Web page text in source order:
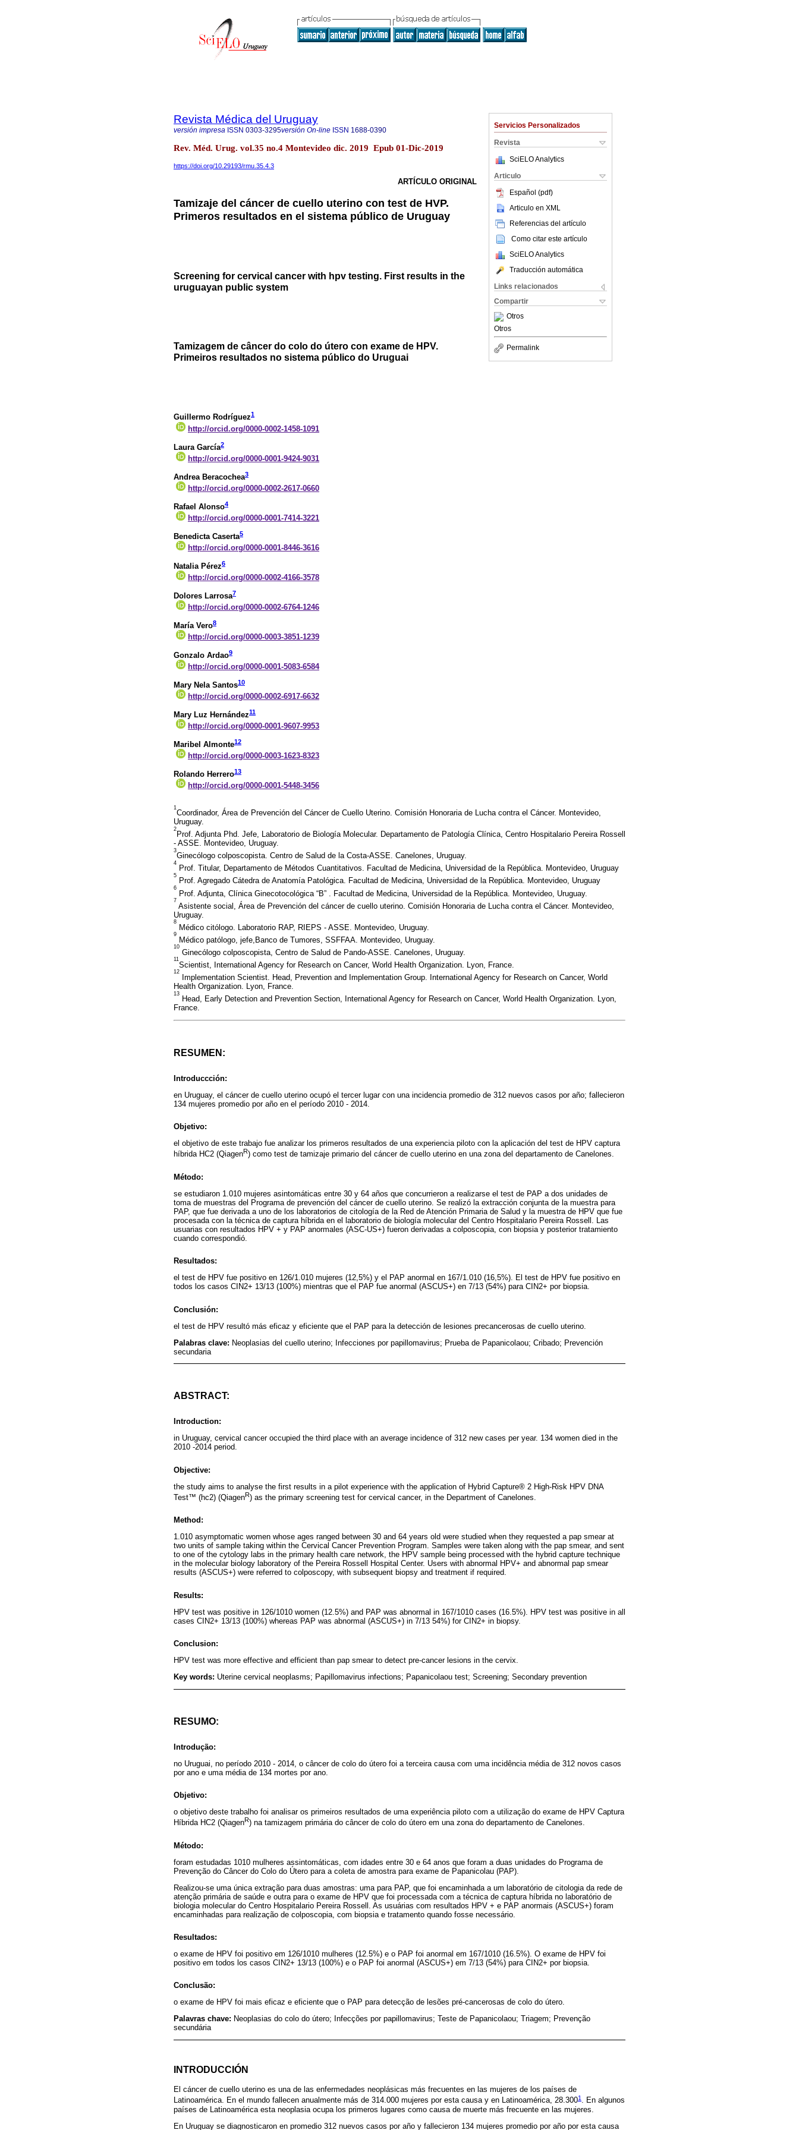
Servicios Personalizados
Revista
SciELO Analytics
Articulo
Español (pdf)
Articulo en XML
Referencias del artículo
Como citar este artículo
SciELO Analytics
Traducción automática
Links relacionados
Compartir
Otros
Otros
Permalink
Revista Médica del Uruguay
versión impresa ISSN 0303-3295versión On-line ISSN 1688-0390
Rev. Méd. Urug. vol.35 no.4 Montevideo dic. 2019 Epub 01-Dic-2019
https://doi.org/10.29193/rmu.35.4.3
ARTÍCULO ORIGINAL
Tamizaje del cáncer de cuello uterino con test de HVP.
Primeros resultados en el sistema público de Uruguay
Screening for cervical cancer with hpv testing. First results in the
uruguayan public system
Tamizagem de câncer do colo do útero con exame de HPV.
Primeiros resultados no sistema público do Uruguai
Guillermo Rodríguez1
http://orcid.org/0000-0002-1458-1091
Laura García2
http://orcid.org/0000-0001-9424-9031
Andrea Beracochea3
http://orcid.org/0000-0002-2617-0660
Rafael Alonso4
http://orcid.org/0000-0001-7414-3221
Benedicta Caserta5
http://orcid.org/0000-0001-8446-3616
Natalia Pérez6
http://orcid.org/0000-0002-4166-3578
Dolores Larrosa7
http://orcid.org/0000-0002-6764-1246
María Vero8
http://orcid.org/0000-0003-3851-1239
Gonzalo Ardao9
http://orcid.org/0000-0001-5083-6584
Mary Nela Santos10
http://orcid.org/0000-0002-6917-6632
Mary Luz Hernández11
http://orcid.org/0000-0001-9607-9953
Maribel Almonte12
http://orcid.org/0000-0003-1623-8323
Rolando Herrero13
http://orcid.org/0000-0001-5448-3456
1
Coordinador, Área de Prevención del Cáncer de Cuello Uterino. Comisión Honoraria de Lucha contra el Cáncer. Montevideo,
Uruguay.
2
Prof. Adjunta Phd. Jefe, Laboratorio de Biología Molecular. Departamento de Patología Clínica, Centro Hospitalario Pereira Rossell
- ASSE. Montevideo, Uruguay.
3
Ginecólogo colposcopista. Centro de Salud de la Costa-ASSE. Canelones, Uruguay.
4
Prof. Titular, Departamento de Métodos Cuantitativos. Facultad de Medicina, Universidad de la República. Montevideo, Uruguay
5
Prof. Agregado Cátedra de Anatomía Patológica. Facultad de Medicina, Universidad de la República. Montevideo, Uruguay
6
Prof. Adjunta, Clínica Ginecotocológica “B” . Facultad de Medicina, Universidad de la República. Montevideo, Uruguay.
7
Asistente social, Área de Prevención del cáncer de cuello uterino. Comisión Honoraria de Lucha contra el Cáncer. Montevideo,
Uruguay.
8
Médico citólogo. Laboratorio RAP, RIEPS - ASSE. Montevideo, Uruguay.
9
Médico patólogo, jefe,Banco de Tumores, SSFFAA. Montevideo, Uruguay.
10
Ginecólogo colposcopista, Centro de Salud de Pando-ASSE. Canelones, Uruguay.
11
Scientist, International Agency for Research on Cancer, World Health Organization. Lyon, France.
12
Implementation Scientist. Head, Prevention and Implementation Group. International Agency for Research on Cancer, World
Health Organization. Lyon, France.
13
Head, Early Detection and Prevention Section, International Agency for Research on Cancer, World Health Organization. Lyon,
France.
RESUMEN:
Introduccción:
en Uruguay, el cáncer de cuello uterino ocupó el tercer lugar con una incidencia promedio de 312 nuevos casos por año; fallecieron
134 mujeres promedio por año en el período 2010 - 2014.
Objetivo:
el objetivo de este trabajo fue analizar los primeros resultados de una experiencia piloto con la aplicación del test de HPV captura
híbrida HC2 (QiagenR) como test de tamizaje primario del cáncer de cuello uterino en una zona del departamento de Canelones.
Método:
se estudiaron 1.010 mujeres asintomáticas entre 30 y 64 años que concurrieron a realizarse el test de PAP a dos unidades de
toma de muestras del Programa de prevención del cáncer de cuello uterino. Se realizó la extracción conjunta de la muestra para
PAP, que fue derivada a uno de los laboratorios de citología de la Red de Atención Primaria de Salud y la muestra de HPV que fue
procesada con la técnica de captura híbrida en el laboratorio de biología molecular del Centro Hospitalario Pereira Rossell. Las
usuarias con resultados HPV + y PAP anormales (ASC-US+) fueron derivadas a colposcopia, con biopsia y posterior tratamiento
cuando correspondió.
Resultados:
el test de HPV fue positivo en 126/1.010 mujeres (12,5%) y el PAP anormal en 167/1.010 (16,5%). El test de HPV fue positivo en
todos los casos CIN2+ 13/13 (100%) mientras que el PAP fue anormal (ASCUS+) en 7/13 (54%) para CIN2+ por biopsia.
Conclusión:
el test de HPV resultó más eficaz y eficiente que el PAP para la detección de lesiones precancerosas de cuello uterino.
Palabras clave: Neoplasias del cuello uterino; Infecciones por papillomavirus; Prueba de Papanicolaou; Cribado; Prevención
secundaria
ABSTRACT:
Introduction:
in Uruguay, cervical cancer occupied the third place with an average incidence of 312 new cases per year. 134 women died in the
2010 -2014 period.
Objective:
the study aims to analyse the first results in a pilot experience with the application of Hybrid Capture® 2 High-Risk HPV DNA
Test™ (hc2) (QiagenR) as the primary screening test for cervical cancer, in the Department of Canelones.
Method:
1.010 asymptomatic women whose ages ranged between 30 and 64 years old were studied when they requested a pap smear at
two units of sample taking within the Cervical Cancer Prevention Program. Samples were taken along with the pap smear, and sent
to one of the cytology labs in the primary health care network, the HPV sample being processed with the hybrid capture technique
in the molecular biology laboratory of the Pereira Rossell Hospital Center. Users with abnormal HPV+ and abnormal pap smear
results (ASCUS+) were referred to colposcopy, with subsequent biopsy and treatment if required.
Results:
HPV test was positive in 126/1010 women (12.5%) and PAP was abnormal in 167/1010 cases (16.5%). HPV test was positive in all
cases CIN2+ 13/13 (100%) whereas PAP was abnormal (ASCUS+) in 7/13 54%) for CIN2+ in biopsy.
Conclusion:
HPV test was more effective and efficient than pap smear to detect pre-cancer lesions in the cervix.
Key words: Uterine cervical neoplasms; Papillomavirus infections; Papanicolaou test; Screening; Secondary prevention
RESUMO:
Introdução:
no Uruguai, no período 2010 - 2014, o câncer de colo do útero foi a terceira causa com uma incidência média de 312 novos casos
por ano e uma média de 134 mortes por ano.
Objetivo:
o objetivo deste trabalho foi analisar os primeiros resultados de uma experiência piloto com a utilização do exame de HPV Captura
Híbrida HC2 (QiagenR) na tamizagem primária do câncer de colo do útero em una zona do departamento de Canelones.
Método:
foram estudadas 1010 mulheres assintomáticas, com idades entre 30 e 64 anos que foram a duas unidades do Programa de
Prevenção do Câncer do Colo do Útero para a coleta de amostra para exame de Papanicolau (PAP).
Realizou-se uma única extração para duas amostras: uma para PAP, que foi encaminhada a um laboratório de citologia da rede de
atenção primária de saúde e outra para o exame de HPV que foi processada com a técnica de captura híbrida no laboratório de
biologia molecular do Centro Hospitalario Pereira Rossell. As usuárias com resultados HPV + e PAP anormais (ASCUS+) foram
encaminhadas para realização de colposcopia, com biopsia e tratamento quando fosse necessário.
Resultados:
o exame de HPV foi positivo em 126/1010 mulheres (12.5%) e o PAP foi anormal em 167/1010 (16.5%). O exame de HPV foi
positivo em todos los casos CIN2+ 13/13 (100%) e o PAP foi anormal (ASCUS+) em 7/13 (54%) para CIN2+ por biopsia.
Conclusão:
o exame de HPV foi mais eficaz e eficiente que o PAP para detecção de lesões pré-cancerosas de colo do útero.
Palavras chave: Neoplasias do colo do útero; Infecções por papillomavirus; Teste de Papanicolaou; Triagem; Prevenção
secundária
INTRODUCCIÓN
El cáncer de cuello uterino es una de las enfermedades neoplásicas más frecuentes en las mujeres de los países de
Latinoamérica. En el mundo fallecen anualmente más de 314.000 mujeres por esta causa y en Latinoamérica, 28.3001 . En algunos
países de Latinoamérica esta neoplasia ocupa los primeros lugares como causa de muerte más frecuente en las mujeres.
En Uruguay se diagnosticaron en promedio 312 nuevos casos por año y fallecieron 134 mujeres promedio por año por esta causa